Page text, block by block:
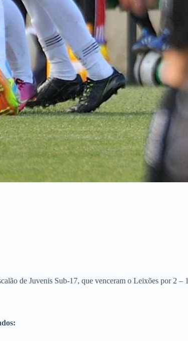
de Juvenis Sub-17, que venceram o Leixões por 2 – 1